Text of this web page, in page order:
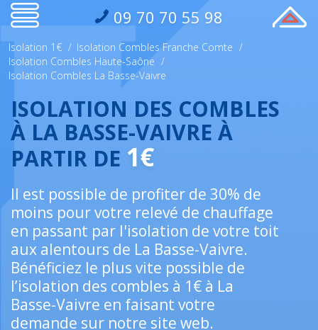
09 70 70 55 98
Isolation 1€ / Isolation Combles Franche Comte /
Isolation Combles Haute-Saône /
Isolation Combles La Basse-Vaivre
ISOLATION DES COMBLES
À LA BASSE-VAIVRE À
PARTIR DE 1€
Il est possible de profiter de 30% de
moins pour votre relevé de chauffage
en passant par l'isolation de votre toit
aux alentours de La Basse-Vaivre.
Bénéficiez le plus vite possible de
l’isolation des combles à 1€ à La
Basse-Vaivre en faisant votre
demande sur notre site web.